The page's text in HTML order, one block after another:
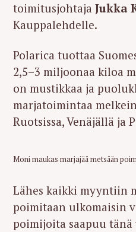
toimitusjohtaja Jukka
Kauppalehdelle.
Polarica tuottaa
2,5–3 miljoonaa kiloa
on mustikkaa ja
marjatoimintaa
Ruotsissa, Venäjällä ja
Moni maukas marjajää metsään
Lähes kaikki myyntiin
poimitaan ulkomaisin
poimijoita saapuu